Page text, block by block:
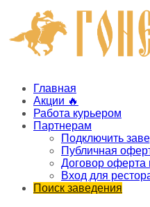
Главная
Акции 🔥
Работа курьером
Партнерам
Подключить
Публичная
Договор оферта
Вход для
Поиск заведения